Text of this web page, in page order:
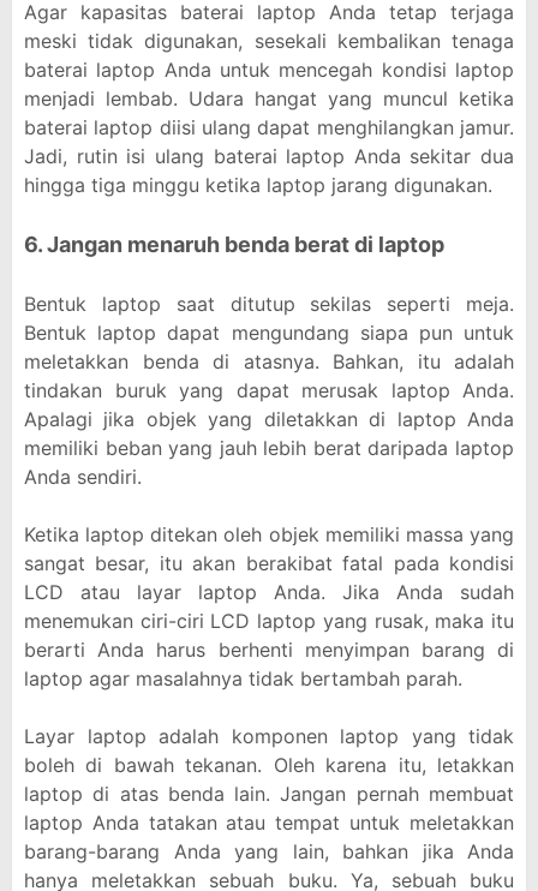
Agar kapasitas baterai laptop Anda tetap terjaga
meski tidak digunakan, sesekali kembalikan tenaga
baterai laptop Anda untuk mencegah kondisi laptop
menjadi lembab. Udara hangat yang muncul ketika
baterai laptop diisi ulang dapat menghilangkan jamur.
Jadi, rutin isi ulang baterai laptop Anda sekitar dua
hingga tiga minggu ketika laptop jarang digunakan.
6. Jangan menaruh benda berat di laptop
Bentuk laptop saat ditutup sekilas seperti meja.
Bentuk laptop dapat mengundang siapa pun untuk
meletakkan benda di atasnya. Bahkan, itu adalah
tindakan buruk yang dapat merusak laptop Anda.
Apalagi jika objek yang diletakkan di laptop Anda
memiliki beban yang jauh lebih berat daripada laptop
Anda sendiri.
Ketika laptop ditekan oleh objek memiliki massa yang
sangat besar, itu akan berakibat fatal pada kondisi
LCD atau layar laptop Anda. Jika Anda sudah
menemukan ciri-ciri LCD laptop yang rusak, maka itu
berarti Anda harus berhenti menyimpan barang di
laptop agar masalahnya tidak bertambah parah.
Layar laptop adalah komponen laptop yang tidak
boleh di bawah tekanan. Oleh karena itu, letakkan
laptop di atas benda lain. Jangan pernah membuat
laptop Anda tatakan atau tempat untuk meletakkan
barang-barang Anda yang lain, bahkan jika Anda
hanya meletakkan sebuah buku. Ya, sebuah buku